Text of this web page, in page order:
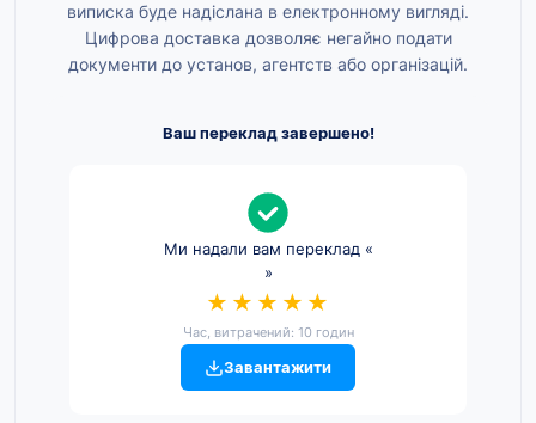
виписка буде надіслана в електронному вигляді.
Цифрова доставка дозволяє негайно подати
документи до установ, агентств або організацій.
Ваш переклад завершено!
Ми надали вам переклад «
»
★★★★★
Час, витрачений: 10 годин
Завантажити